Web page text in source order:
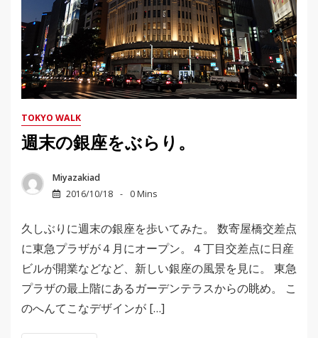
TOKYO WALK
週末の銀座をぶらり。
Miyazakiad
2016/10/18
0 Mins
久しぶりに週末の銀座を歩いてみた。 数寄屋橋交差点
に東急プラザが４月にオープン。４丁目交差点に日産
ビルが開業などなど、新しい銀座の風景を見に。 東急
プラザの最上階にあるガーデンテラスからの眺め。 こ
のへんてこなデザインが […]